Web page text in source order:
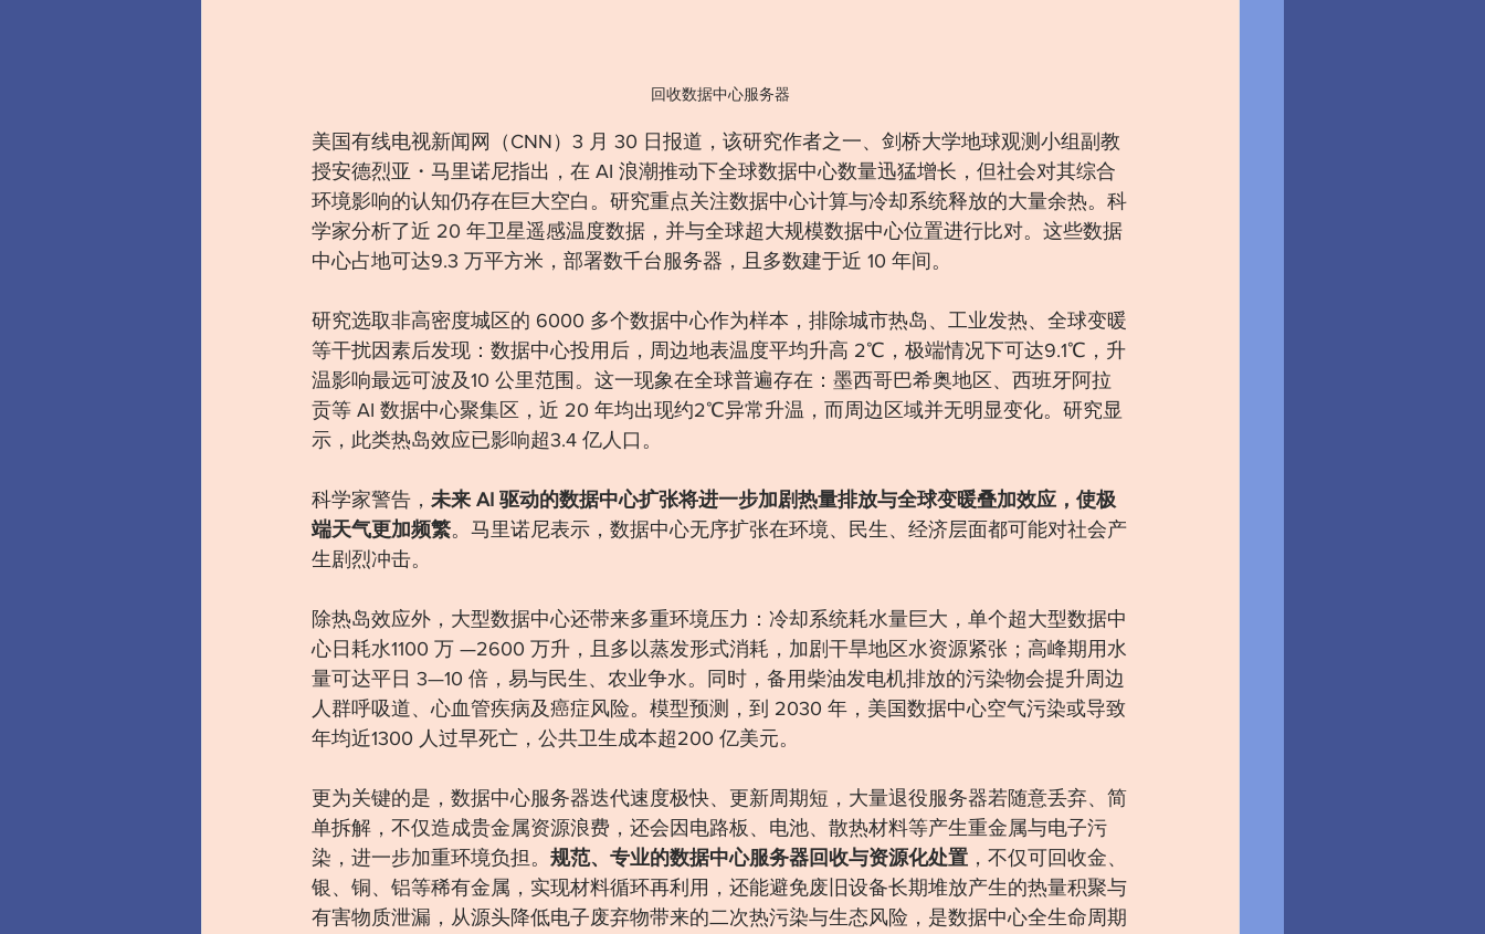
回收数据中心服务器
美国有线电视新闻网（CNN）3 月 30 日报道，该研究作者之一、剑桥大学地球观测小组副教
授安德烈亚・马里诺尼指出，在 AI 浪潮推动下全球数据中心数量迅猛增长，但社会对其综合
环境影响的认知仍存在巨大空白。研究重点关注数据中心计算与冷却系统释放的大量余热。科
学家分析了近 20 年卫星遥感温度数据，并与全球超大规模数据中心位置进行比对。这些数据
中心占地可达9.3 万平方米，部署数千台服务器，且多数建于近 10 年间。
研究选取非高密度城区的 6000 多个数据中心作为样本，排除城市热岛、工业发热、全球变暖
等干扰因素后发现：数据中心投用后，周边地表温度平均升高 2℃，极端情况下可达9.1℃，升
温影响最远可波及10 公里范围。这一现象在全球普遍存在：墨西哥巴希奥地区、西班牙阿拉
贡等 AI 数据中心聚集区，近 20 年均出现约2℃异常升温，而周边区域并无明显变化。研究显
示，此类热岛效应已影响超3.4 亿人口。
科学家警告， 未来 AI 驱动的数据中心扩张将进一步加剧热量排放与全球变暖叠加效应，使极
端天气更加频繁。马里诺尼表示，数据中心无序扩张在环境、民生、经济层面都可能对社会产
生剧烈冲击。
除热岛效应外，大型数据中心还带来多重环境压力：冷却系统耗水量巨大，单个超大型数据中
心日耗水1100 万 —2600 万升，且多以蒸发形式消耗，加剧干旱地区水资源紧张；高峰期用水
量可达平日 3—10 倍，易与民生、农业争水。同时，备用柴油发电机排放的污染物会提升周边
人群呼吸道、心血管疾病及癌症风险。模型预测，到 2030 年，美国数据中心空气污染或导致
年均近1300 人过早死亡，公共卫生成本超200 亿美元。
更为关键的是，数据中心服务器迭代速度极快、更新周期短，大量退役服务器若随意丢弃、简
单拆解，不仅造成贵金属资源浪费，还会因电路板、电池、散热材料等产生重金属与电子污
染，进一步加重环境负担。 规范、专业的数据中心服务器回收与资源化处置 ，不仅可回收金、
银、铜、铝等稀有金属，实现材料循环再利用，还能避免废旧设备长期堆放产生的热量积聚与
有害物质泄漏，从源头降低电子废弃物带来的二次热污染与生态风险，是数据中心全生命周期